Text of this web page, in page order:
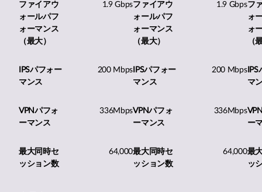
ファイアウ
ォールパフ
ォーマンス
（最大）
1.9 Gbps
IPSパフォー
マンス
200 Mbps
VPNパフォ
ーマンス
336Mbps
最大同時セ
ッション数
64,000
ファイアウ
ォールパフ
ォーマンス
（最大）
1.9 Gbps
IPSパフォー
マンス
200 Mbps
VPNパフォ
ーマンス
336Mbps
最大同時セ
ッション数
64,000
フ
ォ
ォ
（
IPS
マ
ー
最
ッ